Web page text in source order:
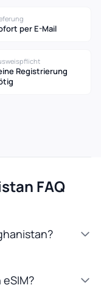
per E-Mail
Registrierung
FAQ